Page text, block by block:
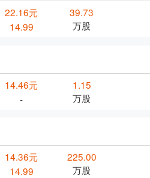
22.16元
14.99
39.73
万股
14.46元
-
1.15
万股
14.36元
14.99
225.00
万股